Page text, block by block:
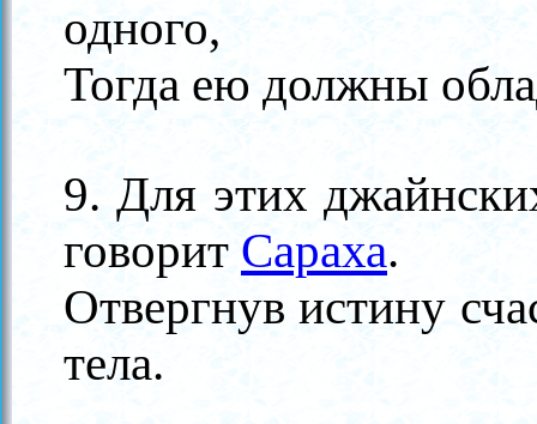
одного,
Тогда ею должны
9. Для этих
говорит Сараха.
Отвергнув истину
тела.